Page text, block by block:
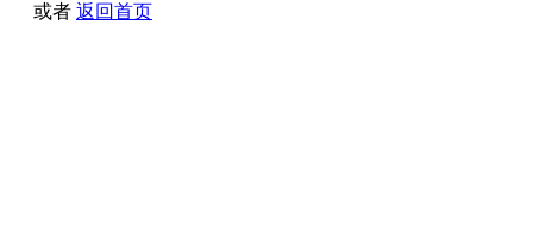
或者 返回首页